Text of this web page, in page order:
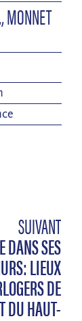
MONNET
SUIVANT
DANS SES
LIEUX
DE
DU HAUT-